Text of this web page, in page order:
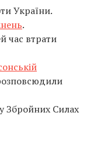
України.
.
час втрати
Збройних Силах